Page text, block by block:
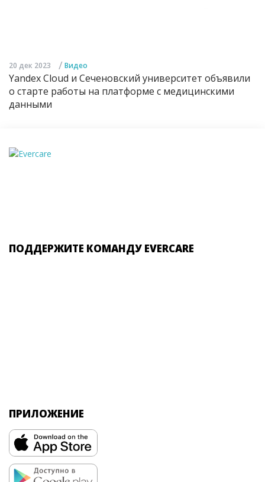
20 дек 2023 / Видео
Yandex Cloud и Сеченовский университет объявили
о старте работы на платформе с медицинскими
данными
ПОДДЕРЖИТЕ КОМАНДУ EVERCARE
ПРИЛОЖЕНИЕ